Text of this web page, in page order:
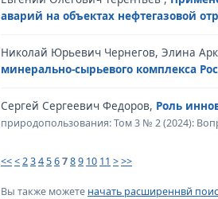
аварий на объектах нефтегазовой
Николай Юрьевич Чернегов, Элина
минерально-сырьевого комплекса
Сергей Сергеевич Федоров, Роль
природопользования: Том 3 № 2 (2024):
<<<23456789 10 11 >>>
Вы также можете начать расширеннвй